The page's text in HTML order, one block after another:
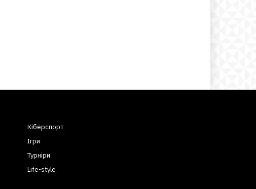
Кіберспорт
Ігри
Турніри
Life-style